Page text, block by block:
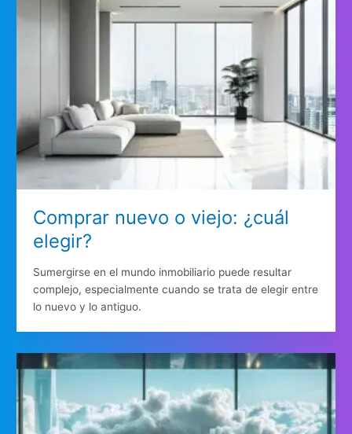
Comprar nuevo o viejo: ¿cuál
elegir?
Sumergirse en el mundo inmobiliario puede resultar
complejo, especialmente cuando se trata de elegir entre
lo nuevo y lo antiguo.